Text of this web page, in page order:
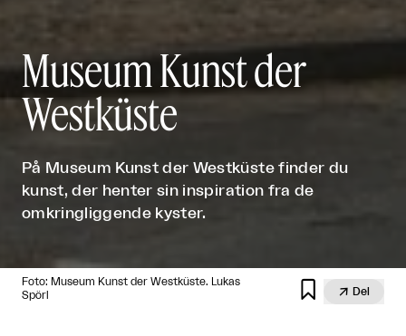
Museum Kunst der
Westküste
På Museum Kunst der Westküste finder du
kunst, der henter sin inspiration fra de
omkringliggende kyster.
Foto: Museum Kunst der Westküste. Lukas
Spörl
  Del